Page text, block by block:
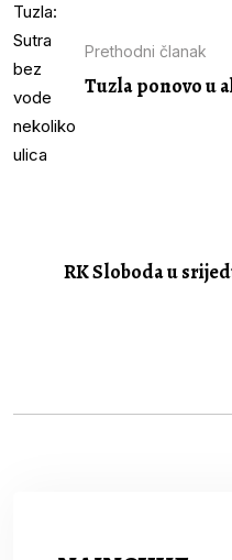
Prethodni članak
Tuzla ponovo u
RK Sloboda u